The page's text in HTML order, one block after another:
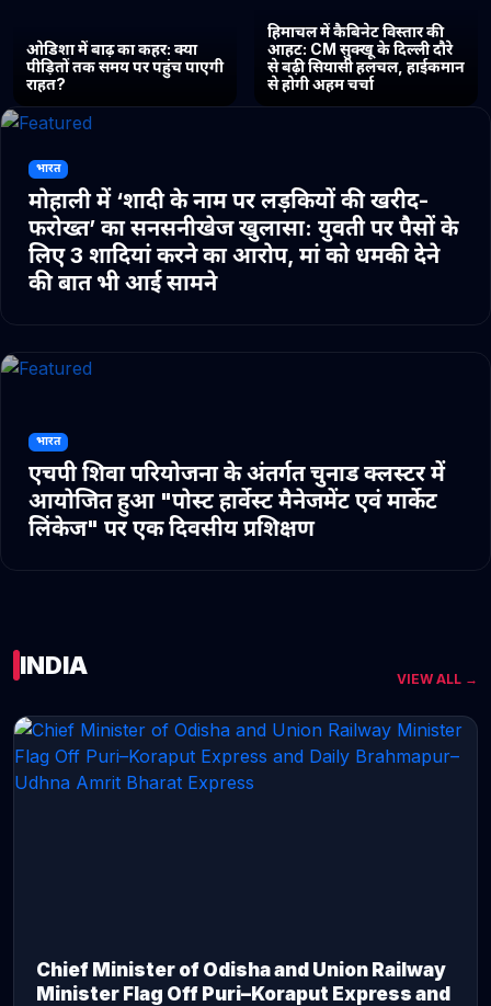
ओडिशा में बाढ़ का कहर: क्या
पीड़ितों तक समय पर पहुंच पाएगी
राहत?
हिमाचल में कैबिनेट विस्तार की
आहट: CM सुक्खू के दिल्ली दौरे
से बढ़ी सियासी हलचल, हाईकमान
से होगी अहम चर्चा
भारत
मोहाली में ‘शादी के नाम पर लड़कियों की खरीद-
फरोख्त’ का सनसनीखेज खुलासा: युवती पर पैसों के
लिए 3 शादियां करने का आरोप, मां को धमकी देने
की बात भी आई सामने
भारत
एचपी शिवा परियोजना के अंतर्गत चुनाड क्लस्टर में
आयोजित हुआ "पोस्ट हार्वेस्ट मैनेजमेंट एवं मार्केट
लिंकेज" पर एक दिवसीय प्रशिक्षण
INDIA VIEW ALL →
Chief Minister of Odisha and Union Railway
Minister Flag Off Puri–Koraput Express and